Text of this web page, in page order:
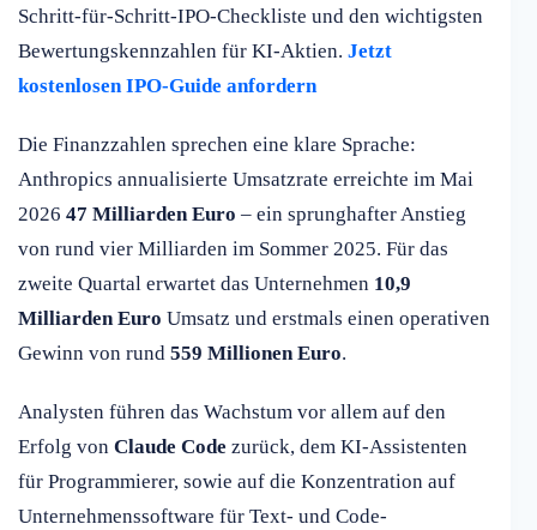
Schritt-für-Schritt-IPO-Checkliste und den wichtigsten
Bewertungskennzahlen für KI-Aktien. Jetzt
kostenlosen IPO-Guide anfordern
Die Finanzzahlen sprechen eine klare Sprache:
Anthropics annualisierte Umsatzrate erreichte im Mai
2026 47 Milliarden Euro – ein sprunghafter Anstieg
von rund vier Milliarden im Sommer 2025. Für das
zweite Quartal erwartet das Unternehmen 10,9
Milliarden Euro Umsatz und erstmals einen operativen
Gewinn von rund 559 Millionen Euro.
Analysten führen das Wachstum vor allem auf den
Erfolg von Claude Code zurück, dem KI-Assistenten
für Programmierer, sowie auf die Konzentration auf
Unternehmenssoftware für Text- und Code-